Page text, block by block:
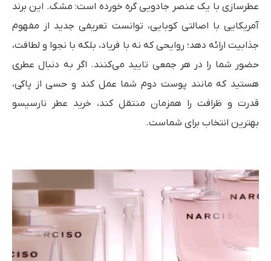
عطرسازی با یک عنصر جادویی گره خورده است: مشک. این برند
آمریکایی با اصالتی کوبایی، توانست تعریفی جدید از مفهوم
جذابیت ارائه دهد؛ روایحی که نه با فریاد، بلکه با نجوا و لطافت،
حضور شما را در هر جمعی تایید می‌کنند. اگر به دنبال عطری
هستید که مانند پوست دوم شما عمل کند و حسی از پاکی،
قدرت و ظرافت را همزمان منتقل کند، خرید عطر نارسیسو
بهترین انتخاب برای شماست.